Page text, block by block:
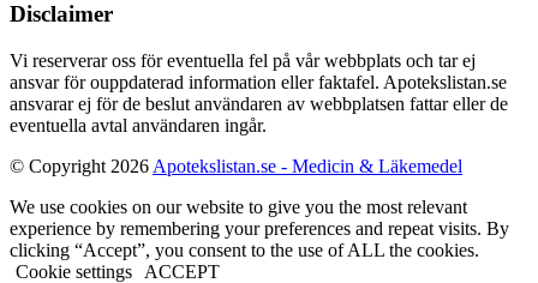
Disclaimer
Vi reserverar oss för eventuella fel på vår webbplats och tar ej
ansvar för ouppdaterad information eller faktafel. Apotekslistan.se
ansvarar ej för de beslut användaren av webbplatsen fattar eller de
eventuella avtal användaren ingår.
© Copyright 2026 Apotekslistan.se - Medicin & Läkemedel
We use cookies on our website to give you the most relevant
experience by remembering your preferences and repeat visits. By
clicking “Accept”, you consent to the use of ALL the cookies.
Cookie settings
ACCEPT